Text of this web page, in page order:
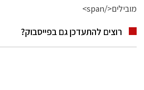
רוצים להתעדכן גם בפייסבוק?